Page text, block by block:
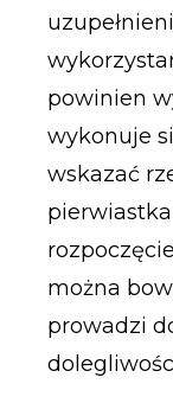
powinien
wykonuje
wskazać
można
prowadzi